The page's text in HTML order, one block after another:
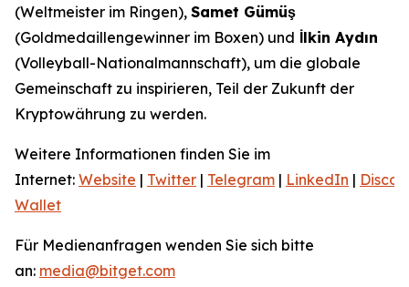
(Weltmeister im Ringen), Samet Gümüş
(Goldmedaillengewinner im Boxen) und İlkin Aydın
(Volleyball-Nationalmannschaft), um die globale
Gemeinschaft zu inspirieren, Teil der Zukunft der
Kryptowährung zu werden.
Weitere Informationen finden Sie im
Internet: Website | Twitter | Telegram | LinkedIn |
Wallet
Für Medienanfragen wenden Sie sich bitte
an: media@bitget.com